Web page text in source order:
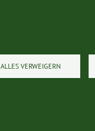
ALLES VERWEIGERN